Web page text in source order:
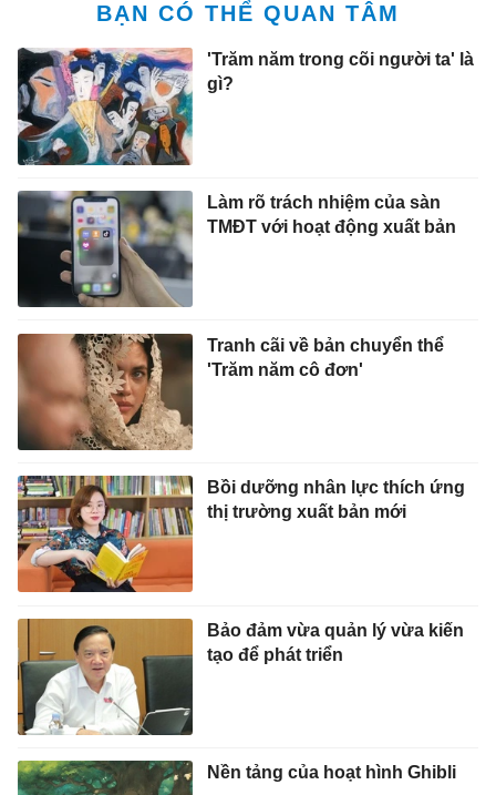
BẠN CÓ THỂ QUAN TÂM
'Trăm năm trong cõi người ta' là
gì?
Làm rõ trách nhiệm của sàn
TMĐT với hoạt động xuất bản
Tranh cãi về bản chuyển thể
'Trăm năm cô đơn'
Bồi dưỡng nhân lực thích ứng
thị trường xuất bản mới
Bảo đảm vừa quản lý vừa kiến
tạo để phát triển
Nền tảng của hoạt hình Ghibli